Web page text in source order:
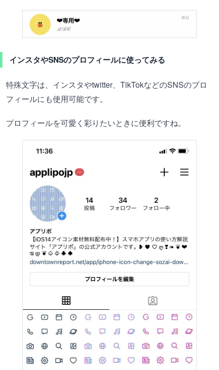
インスタやSNSのプロフィールに使ってみる
特殊文字は、インスタやtwitter、TikTokなどのSNSのプロ
フィールにも使用可能です。
プロフィールを可愛く彩りたいときに便利ですね。